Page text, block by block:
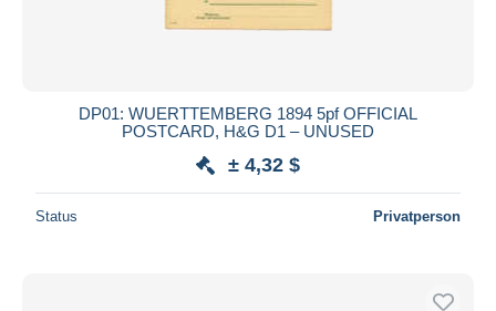
DP01: WUERTTEMBERG 1894 5pf OFFICIAL
POSTCARD, H&G D1 – UNUSED
± 4,32 $
Status Privatperson